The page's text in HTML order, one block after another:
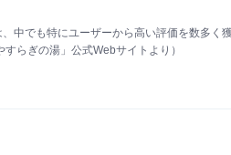
中でも特にユーザーから高い評価を数多く
らぎの湯」公式Webサイトより）